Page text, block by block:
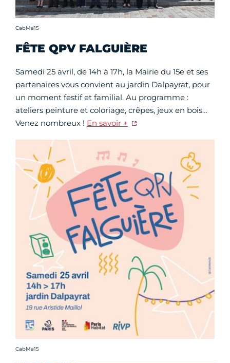
Crédit photo :
CabMa15
FÊTE QPV FALGUIÈRE
Samedi 25 avril, de 14h à 17h, la Mairie du 15e et ses
partenaires vous convient au jardin Dalpayrat, pour
un moment festif et familial. Au programme :
ateliers peinture et coloriage, crêpes, jeux en bois…
Venez nombreux ! En savoir +
Crédit photo :
CabMa15